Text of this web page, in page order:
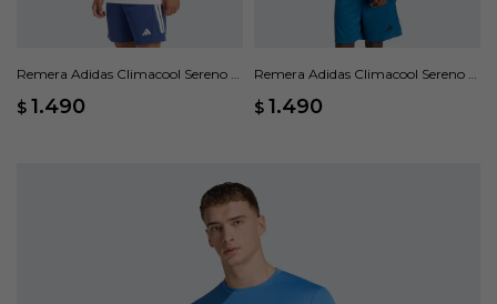
Remera Adidas Climacool Sereno -
$ 1.490
Remera Adidas Climacool Sereno -
$ 1.490